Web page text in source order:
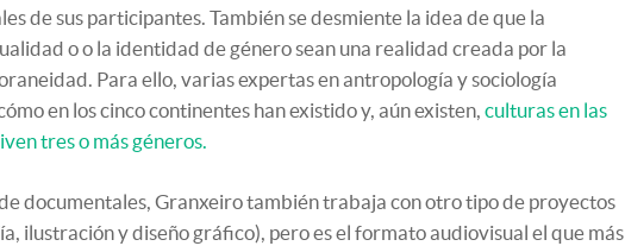
de sus participantes. También se desmiente la idea de que la
o o la identidad de género sean una realidad creada por la
Para ello, varias expertas en antropología y sociología
en los cinco continentes han existido y, aún existen, culturas en las
tres o más géneros.
documentales, Granxeiro también trabaja con otro tipo de proyectos
ilustración y diseño gráfico), pero es el formato audiovisual el que más